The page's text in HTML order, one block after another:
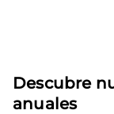
Descubre
anuales